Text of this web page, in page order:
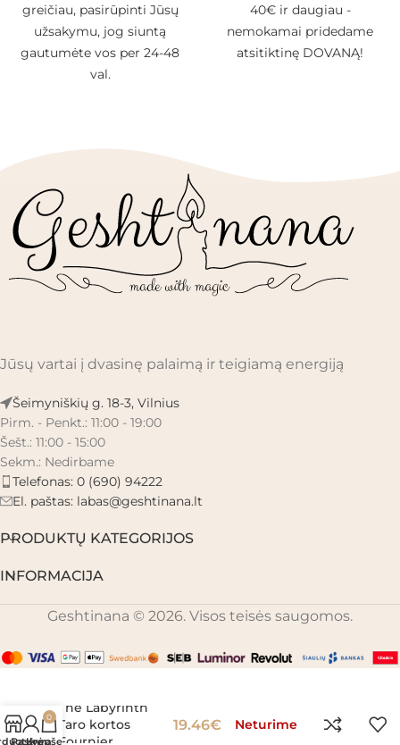
greičiau, pasirūpinti Jūsų
užsakymu, jog siuntą
gautumėte vos per 24-48
val.
40€ ir daugiau -
nemokamai pridedame
atsitiktinę DOVANĄ!
Jūsų vartai į dvasinę palaimą ir teigiamą energiją
Šeimyniškių g. 18-3, Vilnius
Pirm. - Penkt.: 11:00 - 19:00
Šešt.: 11:00 - 15:00
Sekm.: Nedirbame
Telefonas: 0 (690) 94222
El. paštas: labas@geshtinana.lt
PRODUKTŲ KATEGORIJOS
INFORMACIJA
Geshtinana © 2026. Visos teisės saugomos.
The Labyrinth
Taro kortos
Fournier
19.46€ Neturime
Paskyra
0
Krepšelis